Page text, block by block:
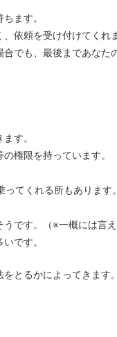
ます。
依頼を受け付けてくれ
でも、最後まであなた
す。
権限を持っています。
てくれる所もあります
です。（※一概には言え
です。
とるかによってきます。